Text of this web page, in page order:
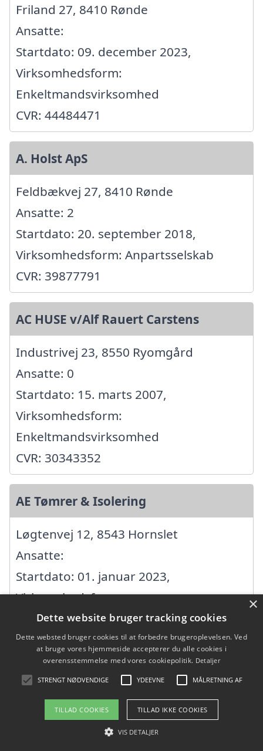
Friland 27, 8410 Rønde
Ansatte:
Startdato: 09. december 2023,
Virksomhedsform:
Enkeltmandsvirksomhed
CVR: 44484471
A. Holst ApS
Feldbækvej 27, 8410 Rønde
Ansatte: 2
Startdato: 20. september 2018,
Virksomhedsform: Anpartsselskab
CVR: 39877791
AC HUSE v/Alf Rauert Carstens
Industrivej 23, 8550 Ryomgård
Ansatte: 0
Startdato: 15. marts 2007,
Virksomhedsform:
Enkeltmandsvirksomhed
CVR: 30343352
AE Tømrer & Isolering
Løgtenvej 12, 8543 Hornslet
Ansatte:
Startdato: 01. januar 2023,
Virksomhedsform:
Enkeltmandsvirksomhed
CVR: 43775340
Agri mureren v/Peter Jensen
Porskærvej 56, 8420 Knebel
×
Dette website bruger tracking cookies
Dette websted bruger cookies til at forbedre brugeroplevelsen. Ved
at bruge vores hjemmeside accepterer du alle cookies i
overensstemmelse med vores cookiepolitik. Detaljer
STRENGT NØDVENDIGE YDEEVNE MÅLRETNING AF
TILLAD COOKIES TILLAD IKKE COOKIES
VIS DETALJER